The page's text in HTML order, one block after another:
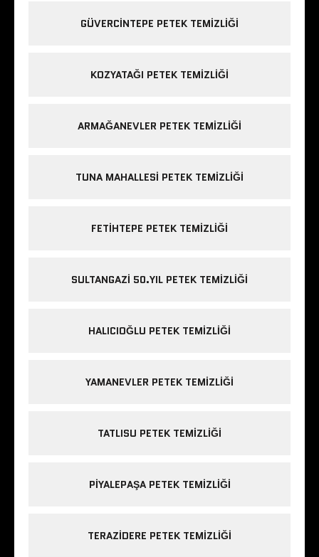
GÜVERCINTEPE PETEK TEMIZLIĞI
KOZYATAĞI PETEK TEMIZLIĞI
ARMAĞANEVLER PETEK TEMIZLIĞI
TUNA MAHALLESI PETEK TEMIZLIĞI
FETIHTEPE PETEK TEMIZLIĞI
SULTANGAZI 50.YIL PETEK TEMIZLIĞI
HALICIOĞLU PETEK TEMIZLIĞI
YAMANEVLER PETEK TEMIZLIĞI
TATLISU PETEK TEMIZLIĞI
PIYALEPAŞA PETEK TEMIZLIĞI
TERAZIDERE PETEK TEMIZLIĞI